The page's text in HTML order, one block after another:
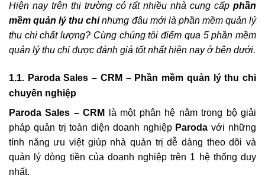
Hiện nay trên thị trường có rất nhiều nhà cung cấp phần
mềm quản lý thu chinhưng đâu mới là phần mềm quản lý
thu chi chất lượng? Cùng chúng tôi điểm qua 5 phần mềm
quản lý thu chi được đánh giá tốt nhất hiện nay ở bên dưới.
1.1. Paroda Sales – CRM – Phần mềm quản lý thu chi
chuyên nghiệp
Paroda Sales – CRM
là một phân hệ nằm trong bộ giải
pháp quản trị toàn diện doanh nghiệp Paroda với những
tính năng ưu việt giúp nhà quản trị dễ dàng theo dõi và
quản lý dòng tiền của doanh nghiệp trên 1 hệ thống duy
nhất.